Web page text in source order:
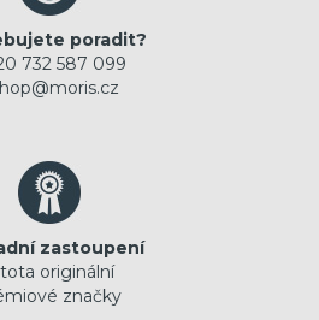
poradit?
732 587 099
zastoupení
originální
značky